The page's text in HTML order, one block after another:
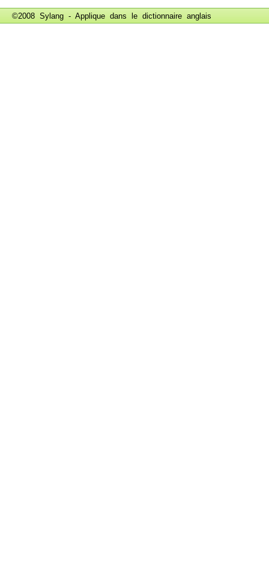
©2008 Sylang - Applique dans le dictionnaire anglais